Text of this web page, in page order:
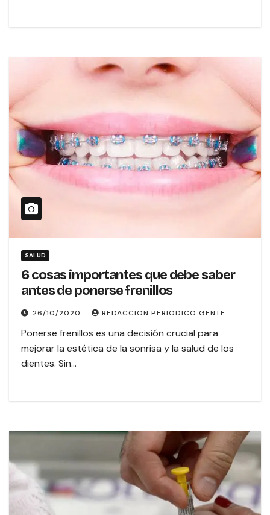
SALUD
6 cosas importantes que debe saber
antes de ponerse frenillos
26/10/2020 REDACCION PERIODICO GENTE
Ponerse frenillos es una decisión crucial para
mejorar la estética de la sonrisa y la salud de los
dientes. Sin…